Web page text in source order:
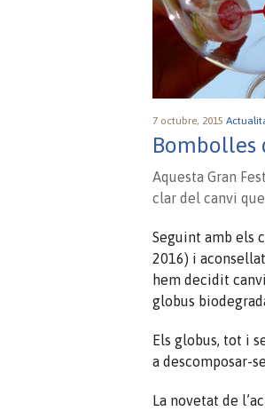
7 octubre, 2015
Bombolles
Aquesta Gran
clar del canvi
Seguint amb els
2016) i
hem decidit
globus
Els globus, tot i
a descomposar-
La novetat de